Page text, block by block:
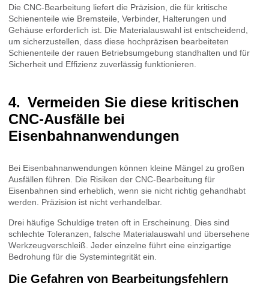
Die CNC-Bearbeitung liefert die Präzision, die für kritische
Schienenteile wie Bremsteile, Verbinder, Halterungen und
Gehäuse erforderlich ist. Die Materialauswahl ist entscheidend,
um sicherzustellen, dass diese hochpräzisen bearbeiteten
Schienenteile der rauen Betriebsumgebung standhalten und für
Sicherheit und Effizienz zuverlässig funktionieren.
Vermeiden Sie diese kritischen
CNC-Ausfälle bei
Eisenbahnanwendungen
Bei Eisenbahnanwendungen können kleine Mängel zu großen
Ausfällen führen. Die Risiken der CNC-Bearbeitung für
Eisenbahnen sind erheblich, wenn sie nicht richtig gehandhabt
werden. Präzision ist nicht verhandelbar.
Drei häufige Schuldige treten oft in Erscheinung. Dies sind
schlechte Toleranzen, falsche Materialauswahl und übersehene
Werkzeugverschleiß. Jeder einzelne führt eine einzigartige
Bedrohung für die Systemintegrität ein.
Die Gefahren von Bearbeitungsfehlern